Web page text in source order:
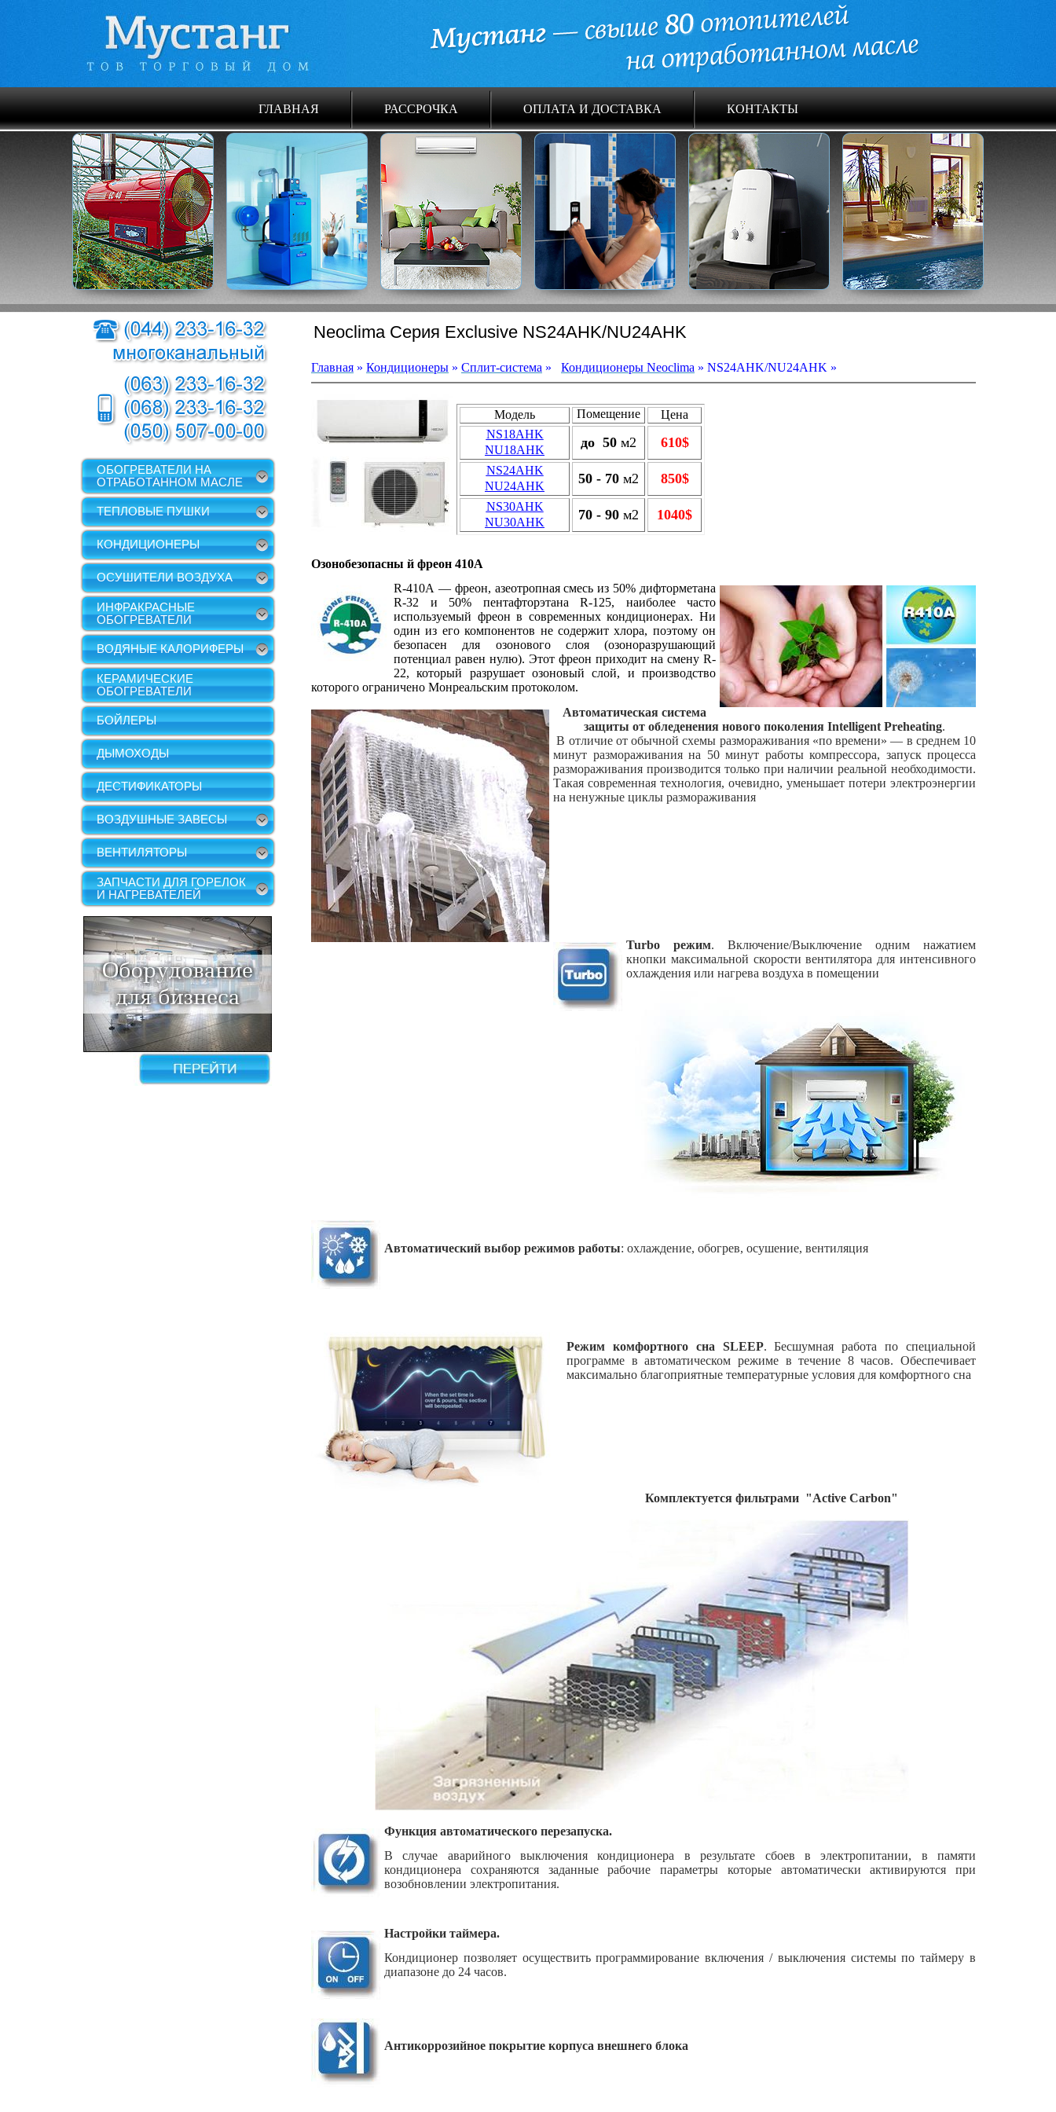
ГЛАВНАЯ РАССРОЧКА ОПЛАТА И ДОСТАВКА КОНТАКТЫ
ОБОГРЕВАТЕЛИ НА
ОТРАБОТАННОМ МАСЛЕ
ТЕПЛОВЫЕ ПУШКИ
КОНДИЦИОНЕРЫ
ОСУШИТЕЛИ ВОЗДУХА
ИНФРАКРАСНЫЕ
ОБОГРЕВАТЕЛИ
ВОДЯНЫЕ КАЛОРИФЕРЫ
КЕРАМИЧЕСКИЕ
ОБОГРЕВАТЕЛИ
БОЙЛЕРЫ
ДЫМОХОДЫ
ДЕСТИФИКАТОРЫ
ВОЗДУШНЫЕ ЗАВЕСЫ
ВЕНТИЛЯТОРЫ
ЗАПЧАСТИ ДЛЯ ГОРЕЛОК
И НАГРЕВАТЕЛЕЙ
Neoclima Серия Exclusive NS24AHK/NU24AHK
Главная » Кондиционеры » Cплит-система » Кондиционеры Neoclima » NS24AHK/NU24AHK »
Модель Помещение
Цена
NS18AHK
NU18AHK
до 50 м2 610$
NS24AHK
NU24AHK
50 - 70 м2 850$
NS30AHK
NU30AHK
70 - 90 м2 1040$
Озонобезопасны й фреон 410А
R-410A — фреон, азеотропная смесь из 50% дифторметана
R-32 и 50% пентафторэтана R-125, наиболее часто
используемый фреон в современных кондиционерах. Ни
один из его компонентов не содержит хлора, поэтому он
безопасен для озонового слоя (озоноразрушающий
потенциал равен нулю). Этот фреон приходит на смену R-
22, который разрушает озоновый слой, и производство
которого ограничено Монреальским протоколом.
Автоматическая система
защиты от обледенения нового поколения Intelligent Preheating.
B отличие от обычной схемы размораживания «по времени» — в среднем 10
минут размораживания на 50 минут работы компрессора, запуск процесса
размораживания производится только при наличии реальной необходимости.
Такая современная технология, очевидно, уменьшает потери электроэнергии
на ненужные циклы размораживания
Turbo режим. Включение/Выключение одним нажатием
кнопки максимальной скорости вентилятора для интенсивного
охлаждения или нагрева воздуха в помещении
Автоматический выбор режимов работы: охлаждение, обогрев, осушение, вентиляция
Режим комфортного сна SLEEP. Бесшумная работа по специальной
программе в автоматическом режиме в течение 8 часов. Обеспечивает
максимально благоприятные температурные условия для комфортного сна
Комплектуется фильтрами "Active Carbon"
Функция автоматического перезапуска.
В случае аварийного выключения кондиционера в результате сбоев в электропитании, в памяти
кондиционера сохраняются заданные рабочие параметры которые автоматически активируются при
возобновлении электропитания.
Настройки таймера.
Кондиционер позволяет осуществить программирование включения / выключения системы по таймеру в
диапазоне до 24 часов.
Антикоррозийное покрытие корпуса внешнего блока